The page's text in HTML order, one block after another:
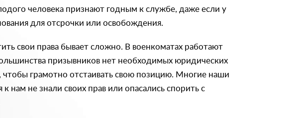
человека признают годным к службе, даже если у
для отсрочки или освобождения.
свои права бывает сложно. В военкоматах работают
призывников нет необходимых юридических
чтобы грамотно отстаивать свою позицию. Многие наши
нам не знали своих прав или опасались спорить с